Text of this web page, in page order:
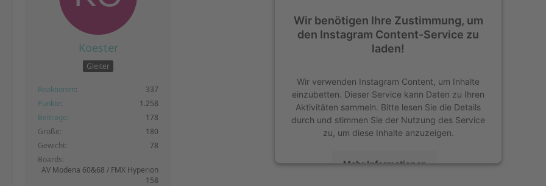
Koester
Gleiter
Reaktionen
337
Punkte
1.258
Beiträge
178
Größe
180
Gewicht
78
Boards
AV Modena 60&68 / FMX Hyperion
158
Wir benötigen Ihre Zustimmung, um
den Instagram Content-Service zu
laden!
Wir verwenden Instagram Content, um Inhalte
einzubetten. Dieser Service kann Daten zu Ihren
Aktivitäten sammeln. Bitte lesen Sie die Details
durch und stimmen Sie der Nutzung des Service
zu, um diese Inhalte anzuzeigen.
Mehr Informationen